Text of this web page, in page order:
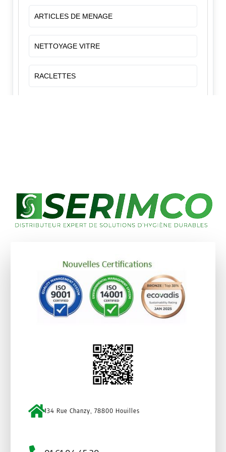
ARTICLES DE MENAGE
NETTOYAGE VITRE
RACLETTES
134 Rue Chanzy, 78800 Houilles